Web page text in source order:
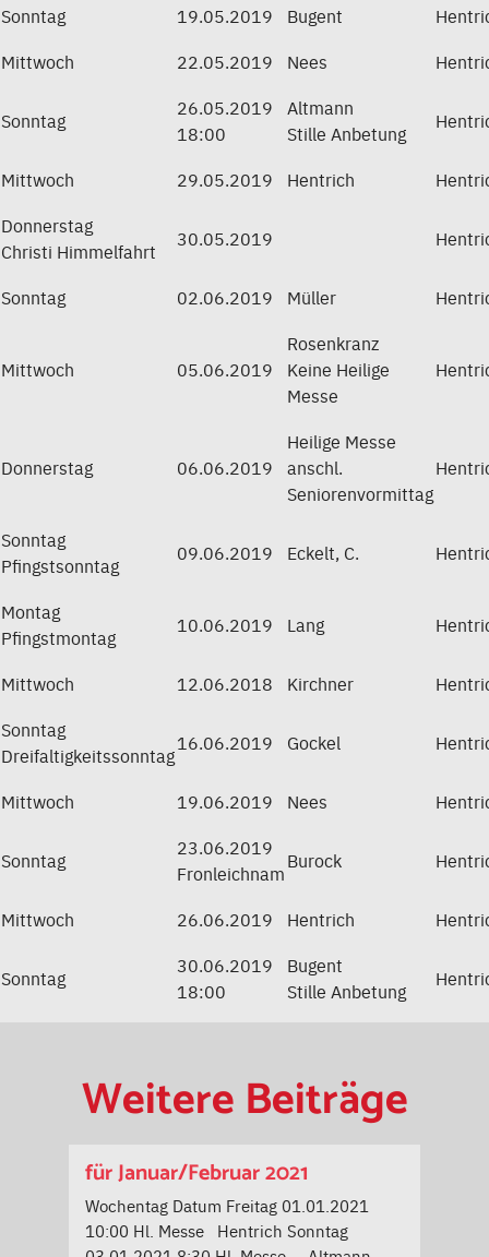
Sonntag
19.05.2019 Bugent
Mittwoch
22.05.2019 Nees
Sonntag
26.05.2019
18:00
Altmann
Stille Anbetung
Mittwoch 29.05.2019 Hentrich
Donnerstag
Christi Himmelfahrt
30.05.2019
Sonntag 02.06.2019 Müller
Mittwoch 05.06.2019
Rosenkranz
Keine Heilige
Messe
Donnerstag 06.06.2019
Heilige Messe
anschl.
Seniorenvormittag
Sonntag
Pfingstsonntag
09.06.2019 Eckelt, C.
Montag
Pfingstmontag
10.06.2019 Lang
Mittwoch 12.06.2018 Kirchner
Sonntag
Dreifaltigkeitssonntag
16.06.2019 Gockel
Mittwoch 19.06.2019 Nees
Sonntag
23.06.2019
Fronleichnam
Burock
Mittwoch 26.06.2019 Hentrich
Sonntag
30.06.2019
18:00
Bugent
Stille Anbetung
Weitere Beiträge
für Januar/Februar 2021
Wochentag Datum Freitag 01.01.2021
10:00 Hl. Messe Hentrich Sonntag